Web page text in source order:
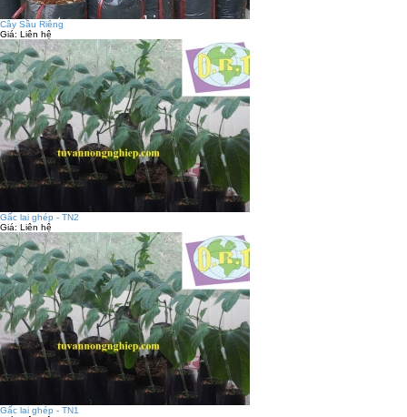
Cây Sầu Riêng
Giá: Liên hệ
Gấc lai ghép - TN2
Giá: Liên hệ
Gấc lai ghép - TN1